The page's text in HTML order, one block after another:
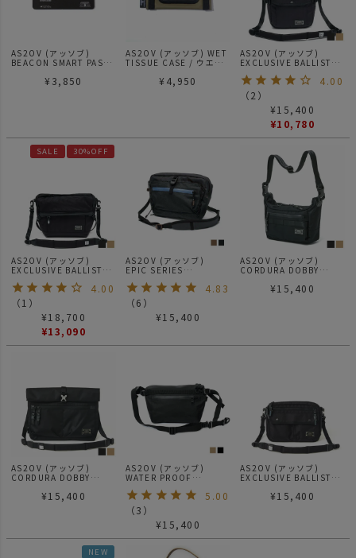
AS2OV (アッソブ)
BEACON SMART PASS
¥ 3,850
AS2OV (アッソブ) WET
TISSUE CASE / ウエッ
¥ 4,950
AS2OV (アッソブ)
EXCLUSIVE BALLISTIC
NYLON DRAWSTRING
BAG 巾着ショルダー4.00
（2 ）
¥15,400
¥10,780
SALE 30%OFF
AS2OV (アッソブ)
EXCLUSIVE BALLISTIC
NYLON MESSENGER
BAG メッセンジャーバッ
グ
4.00
（1 ）
¥18,700
¥13,090
AS2OV (アッソブ)
EPIC SERIES
SACOCHE / サコッシュ
4.83
（6 ）
¥15,400
AS2OV (アッソブ)
CORDURA DOBBY
ズ / ショルダーバック
¥15,400
AS2OV (アッソブ)
CORDURA DOBBY
¥15,400
AS2OV (アッソブ)
WATER PROOF
CORDURA 305D
FANNY PACK ファニー
パック
5.00
（3 ）
¥15,400
AS2OV (アッソブ)
EXCLUSIVE BALLISTIC
SHOULDER 02
¥15,400
NEW